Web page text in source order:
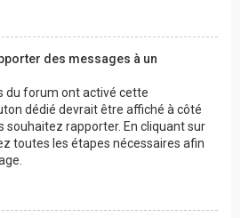
des messages à un
du forum ont activé cette
dédié devrait être affiché à côté
souhaitez rapporter. En cliquant sur
toutes les étapes nécessaires afin